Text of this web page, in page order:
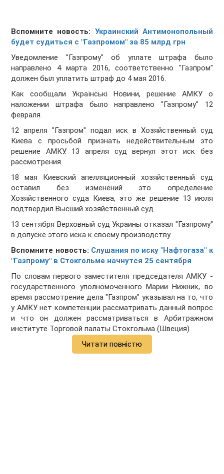
Вспомните новость: Украинский Антимонопольный
будет судиться с "Газпромом" за 85 млрд грн
Уведомление "Газпрому" об уплате штрафа было
направлено 4 марта 2016, соответственно "Газпром"
должен был уплатить штраф до 4 мая 2016.
Как сообщали Українські Новини, решение АМКУ о
наложении штрафа было направлено "Газпрому" 12
февраля.
12 апреля "Газпром" подал иск в Хозяйственный суд
Киева с просьбой признать недействительным это
решение АМКУ. 13 апреля суд вернул этот иск без
рассмотрения.
18 мая Киевский апелляционный хозяйственный суд
оставил без изменений это определение
Хозяйственного суда Киева, это же решение 13 июля
подтвердил Высший хозяйственный суд.
13 сентября Верховный суд Украины отказал "Газпрому"
в допуске этого иска к своему производству.
Вспомните новость: Слушания по иску "Нафтогаза" к
"Газпрому" в Стокгольме начнутся 25 сентября
По словам первого заместителя председателя АМКУ -
государственного уполномоченного Марии Нижник, во
время рассмотрение дела "Газпром" указывал на то, что
у АМКУ нет компетенции рассматривать данный вопрос
и что он должен рассматриваться в Арбитражном
институте Торговой палаты Стокгольма (Швеция).
Читати повністю